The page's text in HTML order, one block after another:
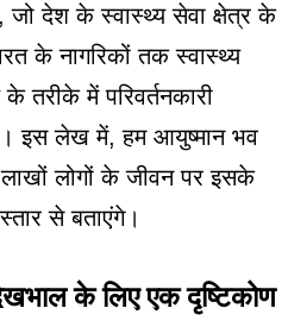
देश के स्वास्थ्य सेवा क्षेत्र के
के नागरिकों तक स्वास्थ्य
में परिवर्तनकारी
इस लेख में, हम आयुष्मान भव
लोगों के जीवन पर इसके
से बताएंगे।
के लिए एक दृष्टिकोण